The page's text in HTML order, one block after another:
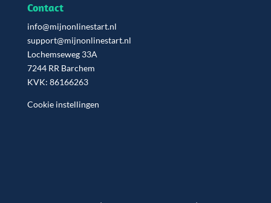
Contact
info@mijnonlinestart.nl
support@mijnonlinestart.nl
Lochemseweg 33A
7244 RR Barchem
KVK: 86166263
Cookie instellingen